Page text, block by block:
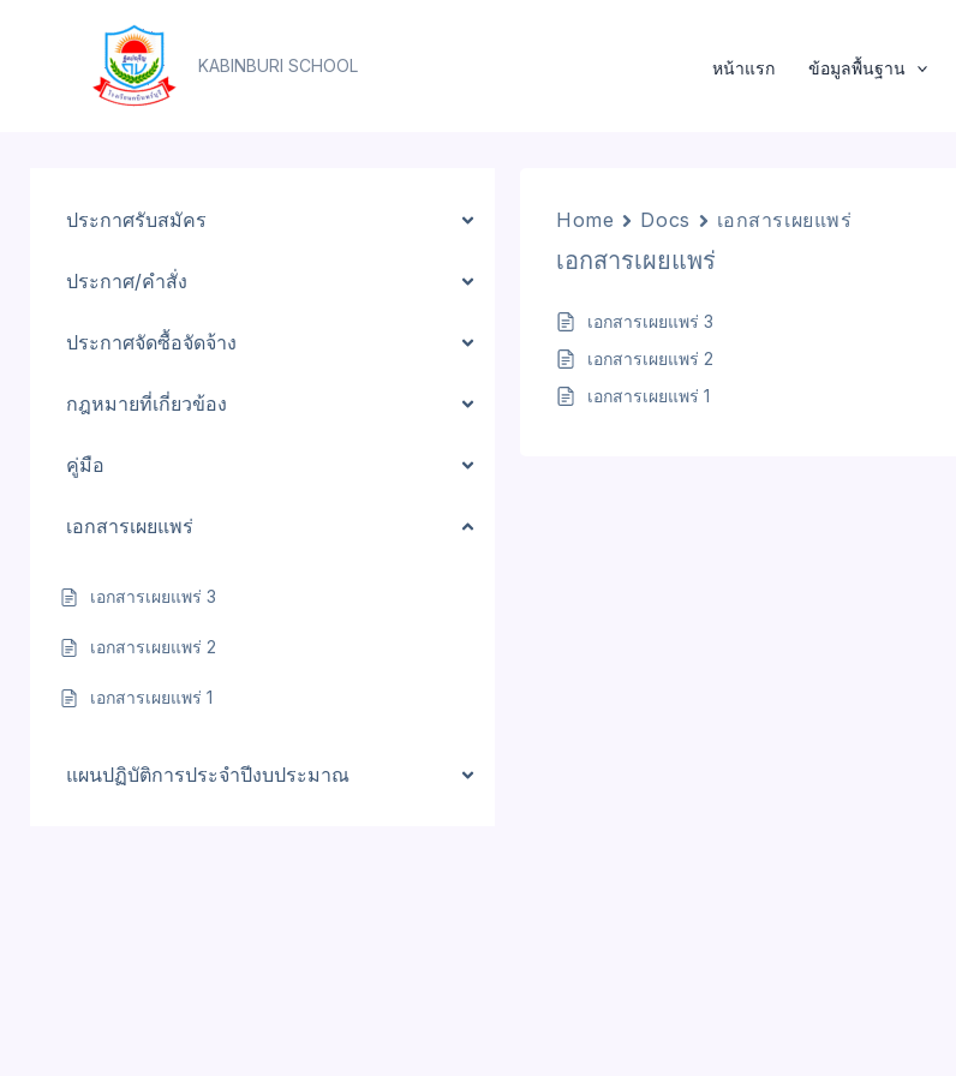
KABINBURI SCHOOL หน้าแรก ข้อมูลพื้นฐาน
ประกาศรับสมัคร
ประกาศ/คำสั่ง
ประกาศจัดซื้อจัดจ้าง
กฎหมายที่เกี่ยวข้อง
คู่มือ
เอกสารเผยแพร่
เอกสารเผยแพร่ 3
เอกสารเผยแพร่ 2
เอกสารเผยแพร่ 1
แผนปฏิบัติการประจำปีงบประมาณ
Home Docs เอกสารเผยแพร่
เอกสารเผยแพร่
เอกสารเผยแพร่ 3
เอกสารเผยแพร่ 2
เอกสารเผยแพร่ 1